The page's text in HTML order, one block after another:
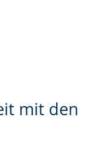
mit den